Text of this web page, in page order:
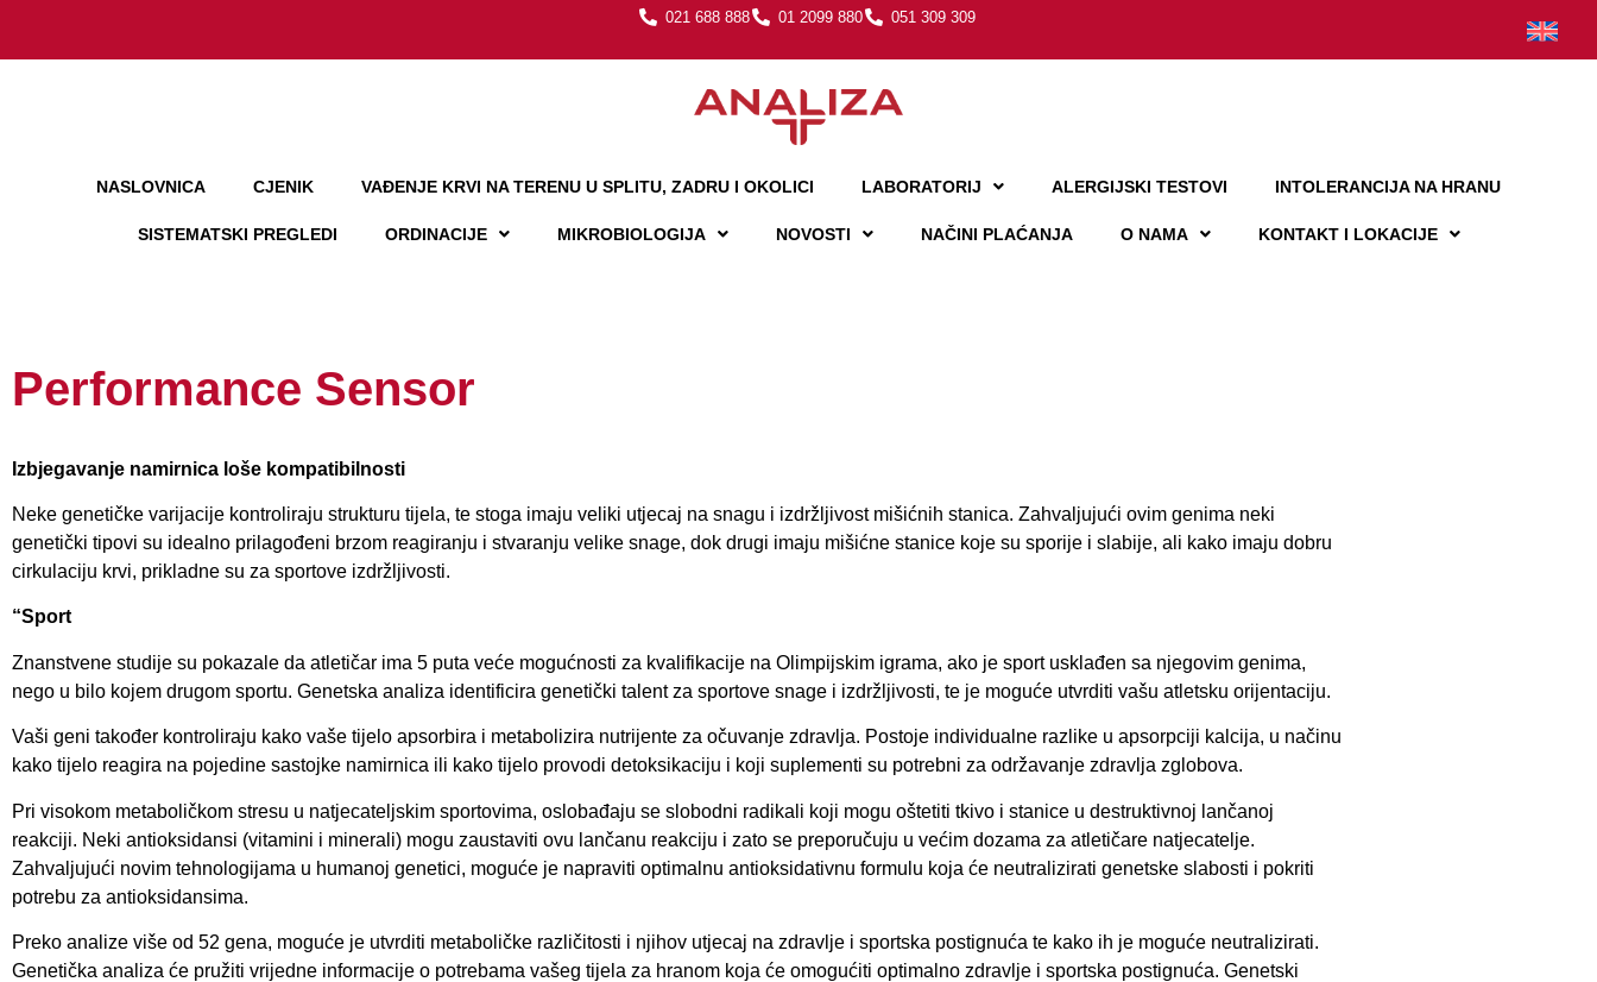
021 688 888 01 2099 880 051 309 309
NASLOVNICA CJENIK VAĐENJE KRVI NA TERENU U SPLITU, ZADRU I OKOLICI LABORATORIJ ALERGIJSKI TESTOVI INTOLERANCIJA NA HRANU
SISTEMATSKI PREGLEDI ORDINACIJE MIKROBIOLOGIJA NOVOSTI NAČINI PLAĆANJA O NAMA KONTAKT I LOKACIJE
Performance Sensor
Izbjegavanje namirnica loše kompatibilnosti
Neke genetičke varijacije kontroliraju strukturu tijela, te stoga imaju veliki utjecaj na snagu i izdržljivost mišićnih stanica. Zahvaljujući ovim genima neki
genetički tipovi su idealno prilagođeni brzom reagiranju i stvaranju velike snage, dok drugi imaju mišićne stanice koje su sporije i slabije, ali kako imaju dobru
cirkulaciju krvi, prikladne su za sportove izdržljivosti.
“Sport
Znanstvene studije su pokazale da atletičar ima 5 puta veće mogućnosti za kvalifikacije na Olimpijskim igrama, ako je sport usklađen sa njegovim genima,
nego u bilo kojem drugom sportu. Genetska analiza identificira genetički talent za sportove snage i izdržljivosti, te je moguće utvrditi vašu atletsku orijentaciju.
Vaši geni također kontroliraju kako vaše tijelo apsorbira i metabolizira nutrijente za očuvanje zdravlja. Postoje individualne razlike u apsorpciji kalcija, u načinu
kako tijelo reagira na pojedine sastojke namirnica ili kako tijelo provodi detoksikaciju i koji suplementi su potrebni za održavanje zdravlja zglobova.
Pri visokom metaboličkom stresu u natjecateljskim sportovima, oslobađaju se slobodni radikali koji mogu oštetiti tkivo i stanice u destruktivnoj lančanoj
reakciji. Neki antioksidansi (vitamini i minerali) mogu zaustaviti ovu lančanu reakciju i zato se preporučuju u većim dozama za atletičare natjecatelje.
Zahvaljujući novim tehnologijama u humanoj genetici, moguće je napraviti optimalnu antioksidativnu formulu koja će neutralizirati genetske slabosti i pokriti
potrebu za antioksidansima.
Preko analize više od 52 gena, moguće je utvrditi metaboličke različitosti i njihov utjecaj na zdravlje i sportska postignuća te kako ih je moguće neutralizirati.
Genetička analiza će pružiti vrijedne informacije o potrebama vašeg tijela za hranom koja će omogućiti optimalno zdravlje i sportska postignuća. Genetski